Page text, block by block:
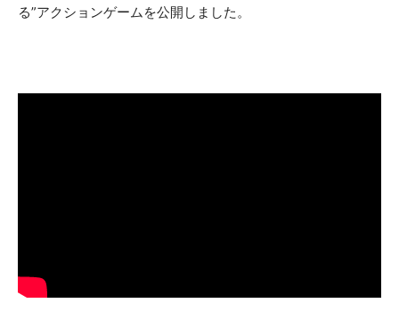
る”アクションゲームを公開しました。